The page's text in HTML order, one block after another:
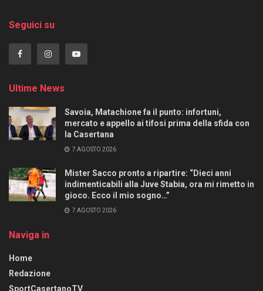
Seguici su
Ultime News
Savoia, Matachione fa il punto: infortuni,
mercato e appello ai tifosi prima della sfida con
la Casertana
7 AGOSTO 2026
Mister Sacco pronto a ripartire: “Dieci anni
indimenticabili alla Juve Stabia, ora mi rimetto in
gioco. Ecco il mio sogno…”
7 AGOSTO 2026
Naviga in
Home
Redazione
SportCasertanoTV